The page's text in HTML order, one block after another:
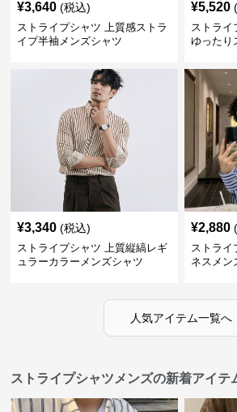
¥3,640 (税込)
ストライプシャツ 上質感ストラ
イプ半袖メンズシャツ
¥5,520
ストライ
ゆったり
¥3,340 (税込)
ストライプシャツ 上質縦縞レギ
ュラーカラーメンズシャツ
¥2,880
ストライ
ネスメン
人気アイテム一覧へ
ストライプシャツメンズの新着アイテ